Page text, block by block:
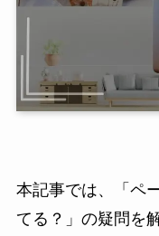
本記事では、「ペ
てる？」の疑問を